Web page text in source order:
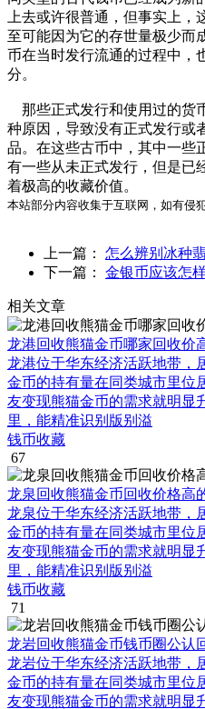
上去或许很普通，但事实上
至可能因为它的存世量极少而
币在当时发行流通的过程中，
分。
那些正式发行和使用过的货
种原因，导致没有正式发行或
品。在这些古币中，其中一些
有一些从未正式发行，但是已
着极高的收藏价值。
本站部分内容收集于互联网，如有侵
上一篇： 怎么辨别冰种
下一篇： 金银币应该怎
相关文章
龙港回收熊猫金币哪家回收价
龙港位于华东经济活跃地带，
金币的持有量在同类城市里位
友变现熊猫金币的需求就明显
里，能精准识别版别溢
钱币收藏
67
龙泉回收熊猫金币回收价格高
龙泉位于华东经济活跃地带，
金币的持有量在同类城市里位
友变现熊猫金币的需求就明显
里，能精准识别版别溢
钱币收藏
71
龙岩回收熊猫金币钱币圈公认
龙岩位于华东经济活跃地带，
金币的持有量在同类城市里位
友变现熊猫金币的需求就明显